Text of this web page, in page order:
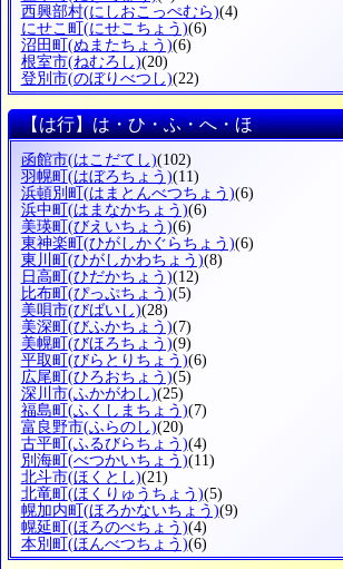
西興部村(にしおこっぺむら)(4)
にせこ町 (にせこちょう)(6)
沼田町 (ぬまたちょう)(6)
根室市(ねむろし)(20)
登別市(のぼりべつし)(22)
【は行】は・ひ・ふ・へ・ほ
函館市(はこだてし)(102)
羽幌町(はぼろちょう)(11)
浜頓別町(はまとんべつちょう)(6)
浜中町(はまなかちょう)(6)
美瑛町(びえいちょう)(6)
東神楽町(ひがしかぐらちょう)(6)
東川町(ひがしかわちょう)(8)
日高町(ひだかちょう)(12)
比布町(ぴっぷちょう)(5)
美唄市(びばいし)(28)
美深町(びふかちょう)(7)
美幌町(びほろちょう)(9)
平取町(びらとりちょう)(6)
広尾町(ひろおちょう)(5)
深川市(ふかがわし)(25)
福島町(ふくしまちょう)(7)
富良野市(ふらのし)(20)
古平町(ふるびらちょう)(4)
別海町(べつかいちょう)(11)
北斗市(ほくとし)(21)
北竜町(ほくりゅうちょう)(5)
幌加内町(ほろかないちょう)(9)
幌延町(ほろのべちょう)(4)
本別町(ほんべつちょう)(6)